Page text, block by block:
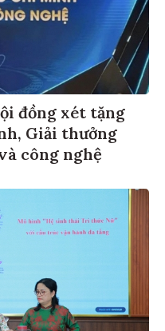
đồng xét tặng
Giải thưởng
công nghệ